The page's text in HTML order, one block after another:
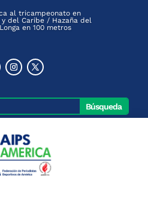
al tricampeonato en
y del Caribe / Hazaña del
en 100 metros